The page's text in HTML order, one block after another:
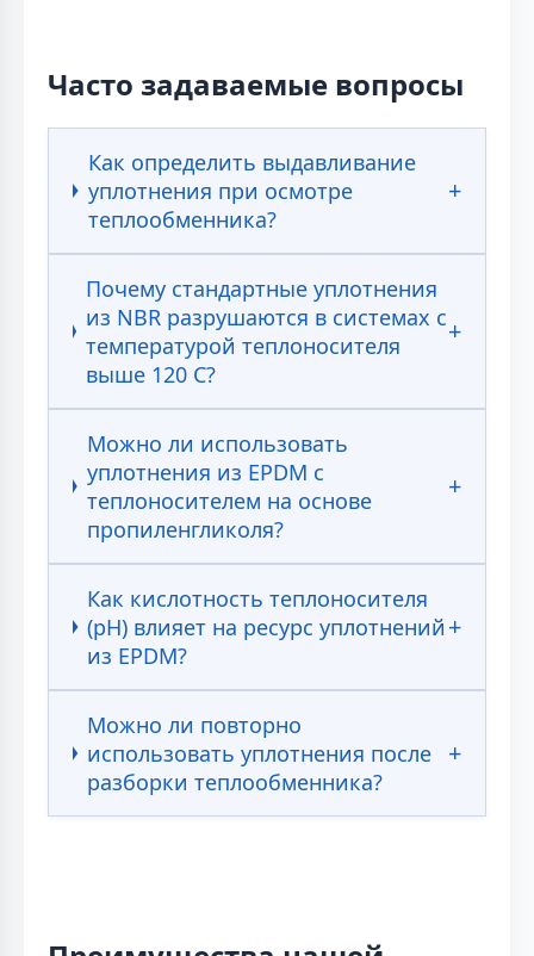
Часто задаваемые вопросы
Как определить выдавливание
уплотнения при осмотре
теплообменника?
Почему стандартные уплотнения
из NBR разрушаются в системах с
температурой теплоносителя
выше 120 С?
Можно ли использовать
уплотнения из EPDM с
теплоносителем на основе
пропиленгликоля?
Как кислотность теплоносителя
(pH) влияет на ресурс уплотнений
из EPDM?
Можно ли повторно
использовать уплотнения после
разборки теплообменника?